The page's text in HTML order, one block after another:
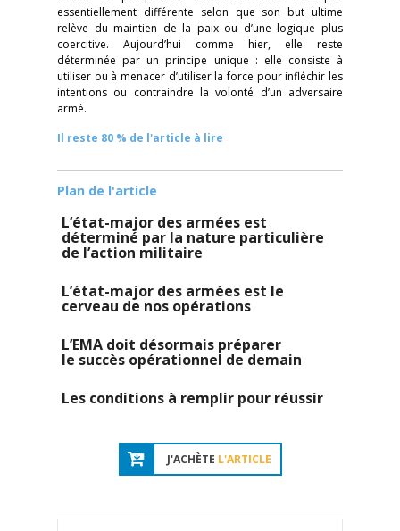
essentiellement différente selon que son but ultime
relève du maintien de la paix ou d’une logique plus
coercitive. Aujourd’hui comme hier, elle reste
déterminée par un principe unique : elle consiste à
utiliser ou à menacer d’utiliser la force pour infléchir les
intentions ou contraindre la volonté d’un adversaire
armé.
Il reste 80 % de l'article à lire
Plan de l'article
L’état-major des armées est
déterminé par la nature particulière
de l’action militaire
L’état-major des armées est le
cerveau de nos opérations
L’EMA doit désormais préparer
le succès opérationnel de demain
Les conditions à remplir pour réussir
J'ACHÈTE L'ARTICLE